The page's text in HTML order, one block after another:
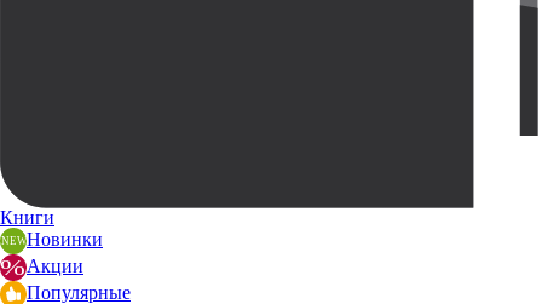
Книги
Новинки
Акции
Популярные